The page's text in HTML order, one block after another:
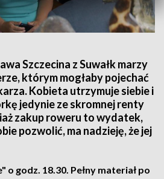
Szczecina z Suwałk marzy
którym mogłaby pojechać
Kobieta utrzymuje siebie i
jedynie ze skromnej renty
zakup roweru to wydatek,
pozwolić, ma nadzieję, że jej
godz. 18.30. Pełny materiał po